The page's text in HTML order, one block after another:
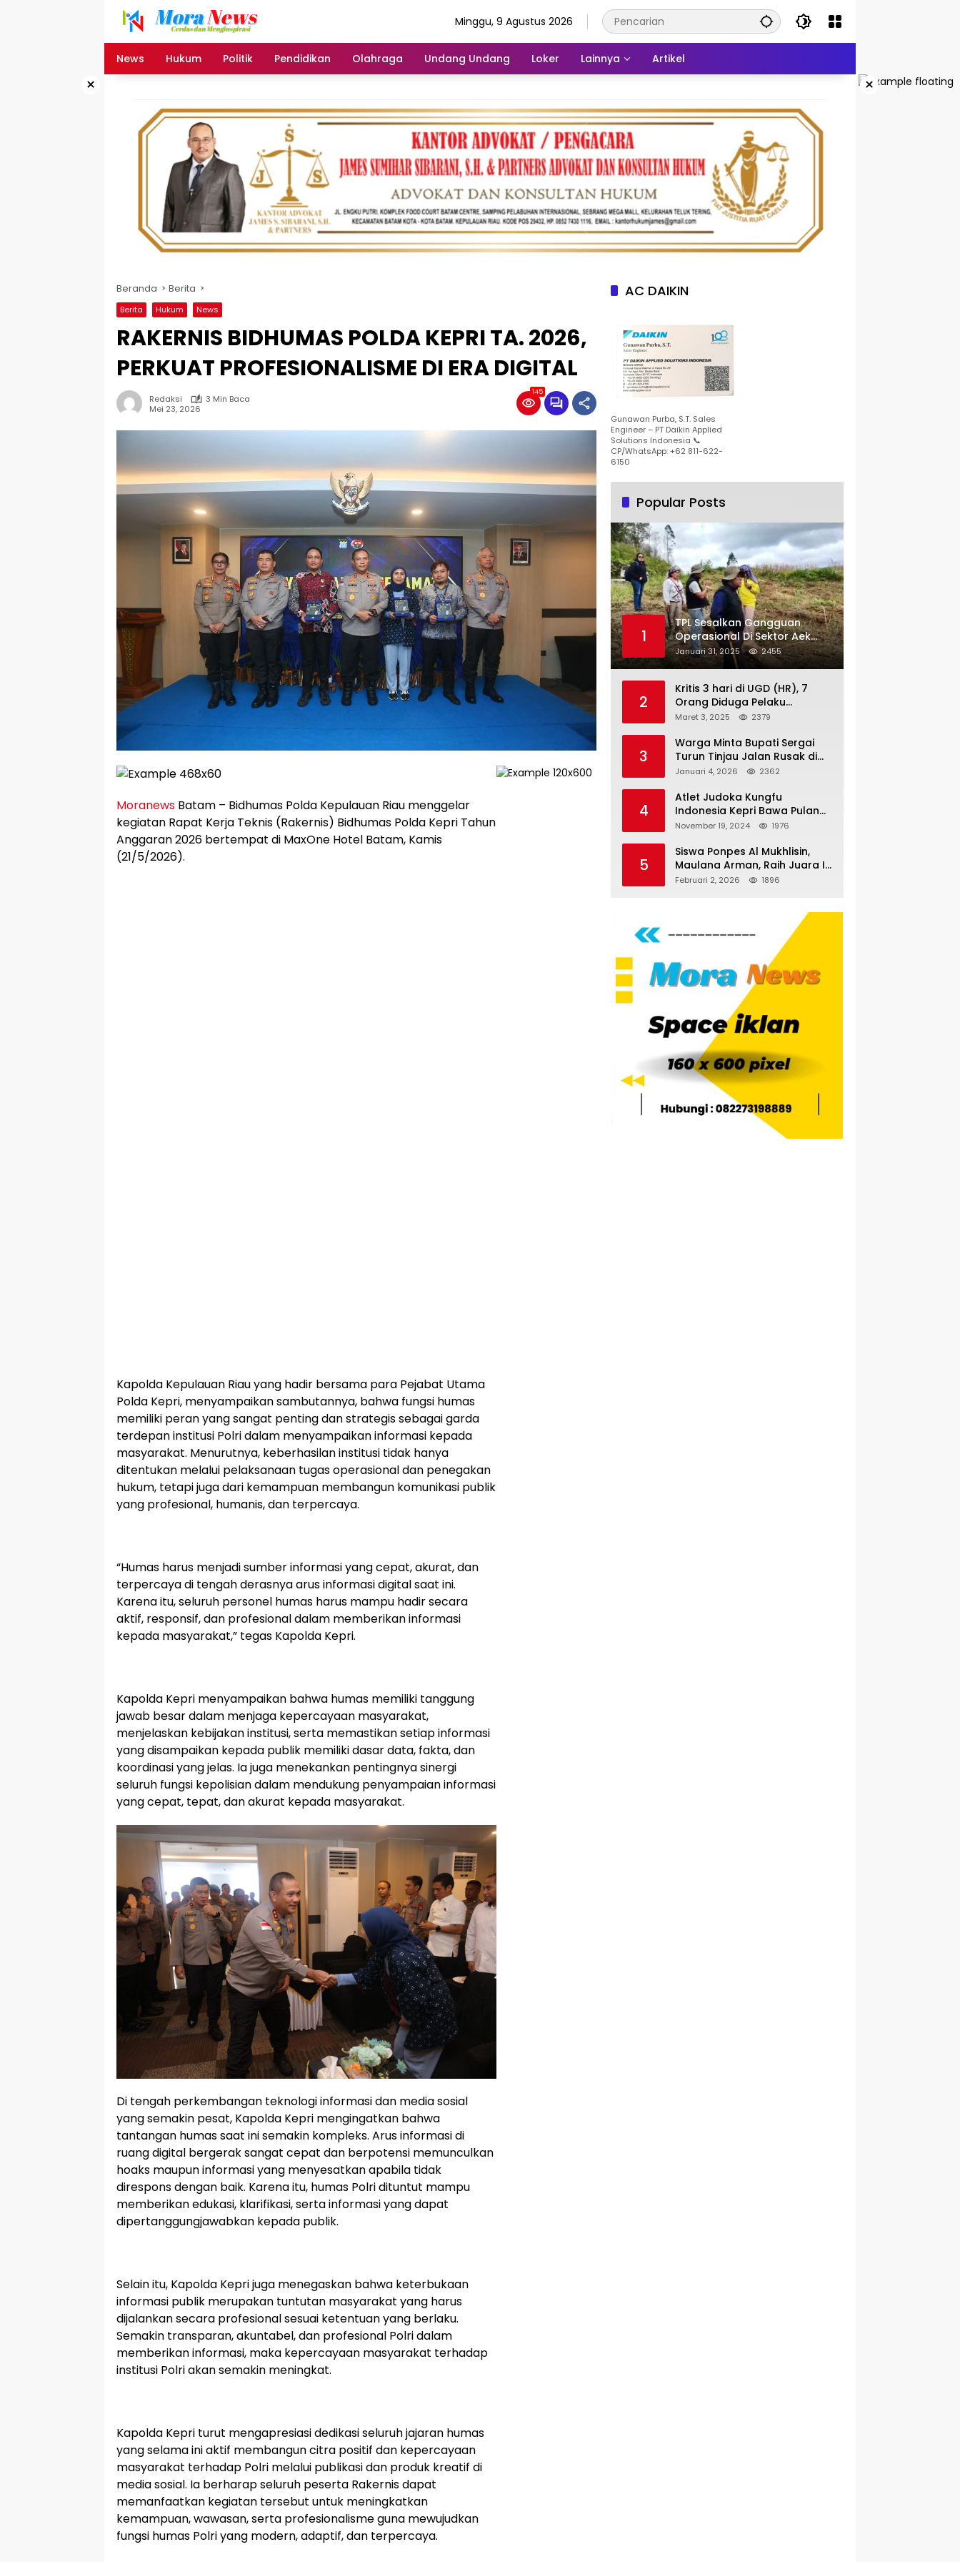
Minggu, 9 Agustus 2026
News Hukum Politik Pendidikan Olahraga Undang Undang Loker Lainnya Artikel
× ×
Beranda Berita
Berita Hukum News
RAKERNIS BIDHUMAS POLDA KEPRI TA. 2026,
PERKUAT PROFESIONALISME DI ERA DIGITAL
Redaksi
3 Min Baca
Mei 23, 2026
145
Moranews Batam – Bidhumas Polda Kepulauan Riau menggelar
kegiatan Rapat Kerja Teknis (Rakernis) Bidhumas Polda Kepri Tahun
Anggaran 2026 bertempat di MaxOne Hotel Batam, Kamis
(21/5/2026).
Kapolda Kepulauan Riau yang hadir bersama para Pejabat Utama
Polda Kepri, menyampaikan sambutannya, bahwa fungsi humas
memiliki peran yang sangat penting dan strategis sebagai garda
terdepan institusi Polri dalam menyampaikan informasi kepada
masyarakat. Menurutnya, keberhasilan institusi tidak hanya
ditentukan melalui pelaksanaan tugas operasional dan penegakan
hukum, tetapi juga dari kemampuan membangun komunikasi publik
yang profesional, humanis, dan terpercaya.
“Humas harus menjadi sumber informasi yang cepat, akurat, dan
terpercaya di tengah derasnya arus informasi digital saat ini.
Karena itu, seluruh personel humas harus mampu hadir secara
aktif, responsif, dan profesional dalam memberikan informasi
kepada masyarakat,” tegas Kapolda Kepri.
Kapolda Kepri menyampaikan bahwa humas memiliki tanggung
jawab besar dalam menjaga kepercayaan masyarakat,
menjelaskan kebijakan institusi, serta memastikan setiap informasi
yang disampaikan kepada publik memiliki dasar data, fakta, dan
koordinasi yang jelas. Ia juga menekankan pentingnya sinergi
seluruh fungsi kepolisian dalam mendukung penyampaian informasi
yang cepat, tepat, dan akurat kepada masyarakat.
Di tengah perkembangan teknologi informasi dan media sosial
yang semakin pesat, Kapolda Kepri mengingatkan bahwa
tantangan humas saat ini semakin kompleks. Arus informasi di
ruang digital bergerak sangat cepat dan berpotensi memunculkan
hoaks maupun informasi yang menyesatkan apabila tidak
direspons dengan baik. Karena itu, humas Polri dituntut mampu
memberikan edukasi, klarifikasi, serta informasi yang dapat
dipertanggungjawabkan kepada publik.
Selain itu, Kapolda Kepri juga menegaskan bahwa keterbukaan
informasi publik merupakan tuntutan masyarakat yang harus
dijalankan secara profesional sesuai ketentuan yang berlaku.
Semakin transparan, akuntabel, dan profesional Polri dalam
memberikan informasi, maka kepercayaan masyarakat terhadap
institusi Polri akan semakin meningkat.
Kapolda Kepri turut mengapresiasi dedikasi seluruh jajaran humas
yang selama ini aktif membangun citra positif dan kepercayaan
masyarakat terhadap Polri melalui publikasi dan produk kreatif di
media sosial. Ia berharap seluruh peserta Rakernis dapat
memanfaatkan kegiatan tersebut untuk meningkatkan
kemampuan, wawasan, serta profesionalisme guna mewujudkan
fungsi humas Polri yang modern, adaptif, dan terpercaya.
AC DAIKIN
Gunawan Purba, S.T. Sales
Engineer – PT Daikin Applied
Solutions Indonesia 📞
CP/WhatsApp: +62 811-622-
6150
Popular Posts
1
TPL Sesalkan Gangguan
Operasional Di Sektor Aek
Nauli
Januari 31, 2025 2455
2
Kritis 3 hari di UGD (HR), 7
Orang Diduga Pelaku
Pengeroyokan di Lift KTV
Kantor Hukum JAP
Pertanyakan Kinerja Polresta
Tanjungpinang
Maret 3, 2025 2379
3
Warga Minta Bupati Sergai
Turun Tinjau Jalan Rusak di
Dusun 4 Desa Sei Periuk
Januari 4, 2026 2362
4
Atlet Judoka Kungfu
Indonesia Kepri Bawa Pulang
11 Medali Pra Fornas bogor, 3
November 19, 2024 1976
5
Siswa Ponpes Al Mukhlisin,
Maulana Arman, Raih Juara I
Taekwondo Junior Putra di
Februari 2, 2026 1896